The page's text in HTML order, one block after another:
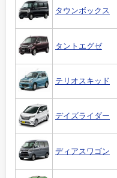
タウンボックス
タントエグゼ
テリオスキッド
デイズライダー
ディアスワゴン